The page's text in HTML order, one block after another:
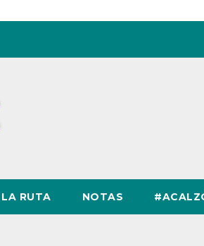
LA RUTA NOTAS